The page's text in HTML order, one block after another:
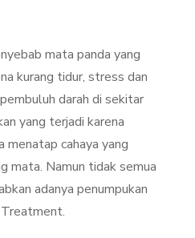
mata panda yang
kurang tidur, stress dan
darah di sekitar
yang terjadi karena
menatap cahaya yang
mata. Namun tidak semua
adanya penumpukan
Pengelupasan
Setelah Facial
Ini